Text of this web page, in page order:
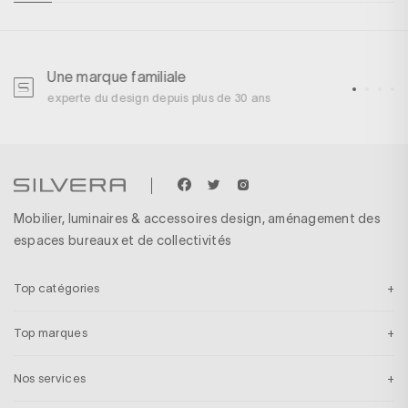
Une marque familiale
experte du design depuis plus de 30 ans
Mobilier, luminaires & accessoires design, aménagement des
espaces bureaux et de collectivités
Top catégories
Top marques
Nos services